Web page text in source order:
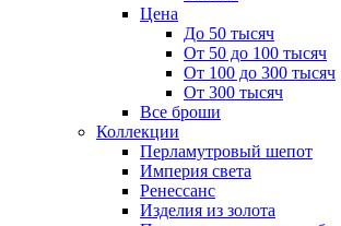
Цена
До 50 тысяч
От 50 до 100 тысяч
От 100 до 300 тысяч
От 300 тысяч
Все броши
Коллекции
Перламутровый шепот
Империя света
Ренессанс
Изделия из золота